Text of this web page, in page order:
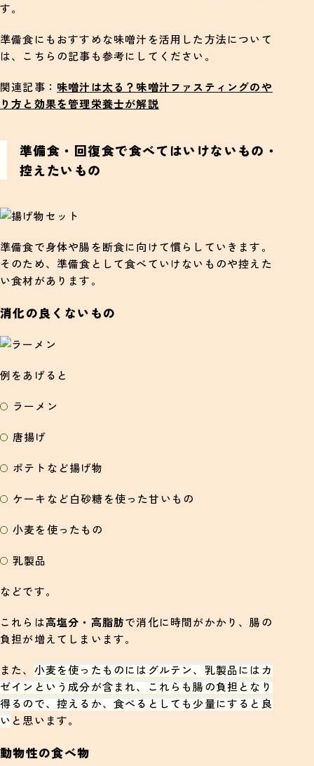
す。
準備食にもおすすめな味噌汁を活用した方法について
は、こちらの記事も参考にしてください。
関連記事： 味噌汁は太る？味噌汁ファスティングのや
り方と効果を管理栄養士が解説
準備食・回復食で食べてはいけないもの・
控えたいもの
準備食で身体や腸を断食に向けて慣らしていきます。
そのため、準備食として食べていけないものや控えた
い食材があります。
消化の良くないもの
例をあげると
ラーメン
唐揚げ
ポテトなど揚げ物
ケーキなど白砂糖を使った甘いもの
小麦を使ったもの
乳製品
などです。
これらは高塩分・高脂肪で消化に時間がかかり、腸の
負担が増えてしまいます。
また、 小麦を使ったものにはグルテン、乳製品にはカ
ゼインという成分が含まれ、これらも腸の負担となり
得るので、控えるか、食べるとしても少量にすると良
い と思います。
動物性の食べ物